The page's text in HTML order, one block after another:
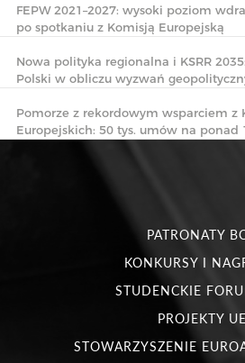
FEPW 2021–2027: wysoki poziom
po spotkaniu z Komisją Europejską
Nowa polityka regionalna i KSRR
Polski w obliczu wyzwań
Pomorze z rekordowym wsparciem z
Europejskich: 50 tys. umów na ponad
PATRONATY
KONKURSY I
STUDENCKIE
PROJEKTY UE
STOWARZYSZENIE